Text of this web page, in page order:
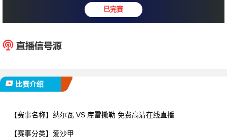
纳尔瓦 0 : 0 库雷
比赛介绍
【赛事名称】 纳尔瓦 VS 库雷撒勒 免费高清在线直播
【赛事分类】 爱沙甲